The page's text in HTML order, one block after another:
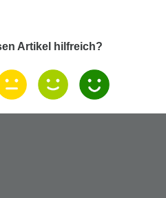
Artikel hilfreich?